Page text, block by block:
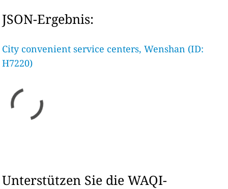
JSON-Ergebnis:
City convenient service centers, Wenshan (ID:
H7220)
Unterstützen Sie die WAQI-